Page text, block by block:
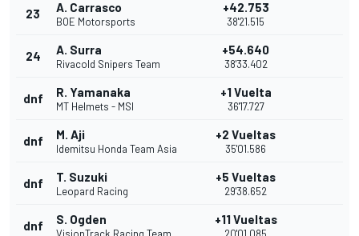
23 A. Carrasco
BOE Motorsports
+42.753
38'21.515
24 A. Surra
Rivacold Snipers Team
+54.640
38'33.402
dnf R. Yamanaka
MT Helmets - MSI
+1 Vuelta
36'17.727
dnf M. Aji
Idemitsu Honda Team Asia
+2 Vueltas
35'01.586
dnf T. Suzuki
Leopard Racing
+5 Vueltas
29'38.652
dnf S. Ogden +11 Vueltas